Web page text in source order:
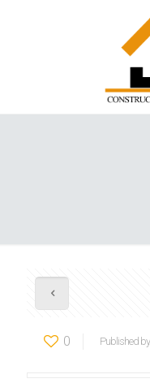
0 Published by